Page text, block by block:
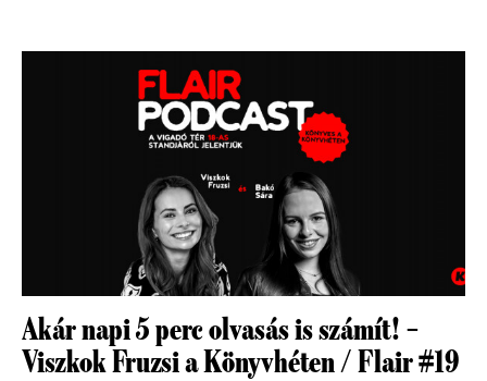
Akár napi 5 perc olvasás is számít! –
Viszkok Fruzsi a Könyvhéten / Flair #19